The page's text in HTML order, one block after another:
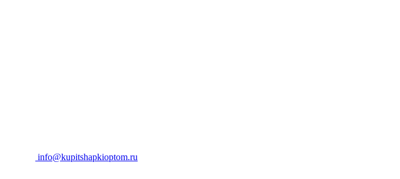
info@kupitshapkioptom.ru